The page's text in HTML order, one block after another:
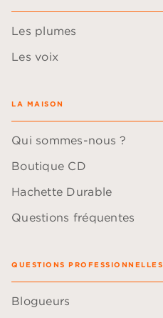
Les plumes
Les voix
LA MAISON
Qui sommes-nous ?
Boutique CD
Hachette Durable
Questions fréquentes
QUESTIONS PROFESSIONNELLES
Blogueurs